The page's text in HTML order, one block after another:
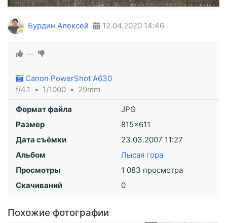
Бурдин Алексей 12.04.2020 14:46
—
Canon PowerShot A630
f/4.1
1/1000 29mm
Формат файла
JPG
Размер
815×611
Дата съёмки
23.03.2007 11:27
Альбом
Лысая гора
Просмотры
1 083 просмотра
Скачиваний
0
Похожие фотографии